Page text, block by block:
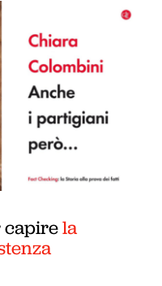
capirela